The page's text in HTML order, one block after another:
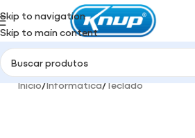
Skip to navigation
Skip to main content
Início/Informática/Teclado